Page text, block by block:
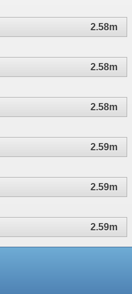
2.58m
2.58m
2.58m
2.59m
2.59m
2.59m